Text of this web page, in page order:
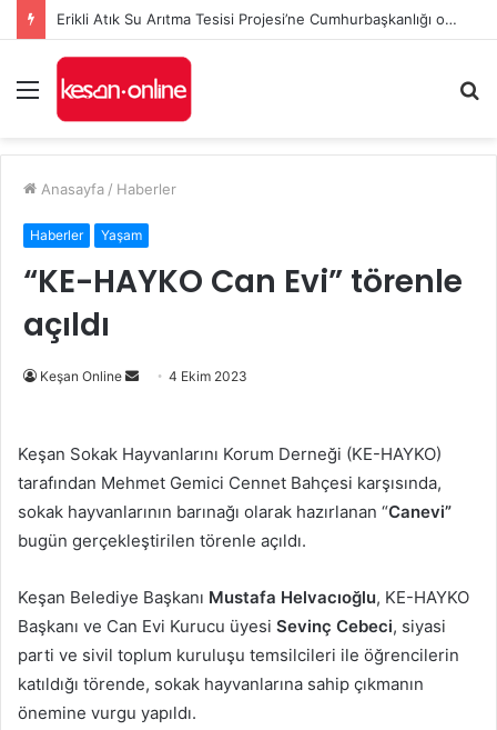
Erikli Atık Su Arıtma Tesisi Projesi’ne Cumhurbaşkanlığı onayı
Menü
...
Anasayfa / Haberler
Haberler Yaşam
“KE-HAYKO Can Evi” törenle
açıldı
Keşan Online
Bir
göndermek
4 Ekim 2023
Keşan Sokak Hayvanlarını Korum Derneği (KE-HAYKO)
tarafından Mehmet Gemici Cennet Bahçesi karşısında,
sokak hayvanlarının barınağı olarak hazırlanan “Canevi”
bugün gerçekleştirilen törenle açıldı.
Keşan Belediye Başkanı Mustafa Helvacıoğlu, KE-HAYKO
Başkanı ve Can Evi Kurucu üyesi Sevinç Cebeci, siyasi
parti ve sivil toplum kuruluşu temsilcileri ile öğrencilerin
katıldığı törende, sokak hayvanlarına sahip çıkmanın
önemine vurgu yapıldı.